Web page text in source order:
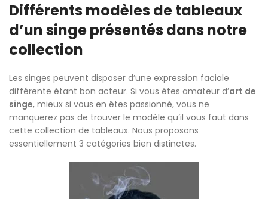
Différents modèles de tableaux
d’un singe présentés dans notre
collection
Les singes peuvent disposer d’une expression faciale
différente étant bon acteur. Si vous êtes amateur d’art de
singe, mieux si vous en êtes passionné, vous ne
manquerez pas de trouver le modèle qu’il vous faut dans
cette collection de tableaux. Nous proposons
essentiellement 3 catégories bien distinctes.